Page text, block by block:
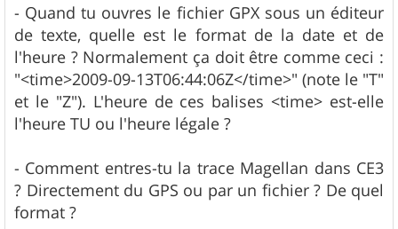
- Quand tu ouvres le fichier GPX sous un éditeur
de texte, quelle est le format de la date et de
l'heure ? Normalement ça doit être comme ceci :
"<time>2009-09-13T06:44:06Z</time>" (note le "T"
et le "Z"). L'heure de ces balises <time> est-elle
l'heure TU ou l'heure légale ?
- Comment entres-tu la trace Magellan dans CE3
? Directement du GPS ou par un fichier ? De quel
format ?